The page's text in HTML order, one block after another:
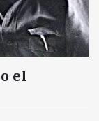
el